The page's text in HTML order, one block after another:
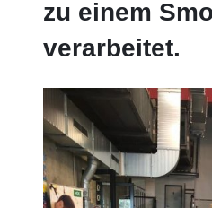
zu einem
verarbeitet.